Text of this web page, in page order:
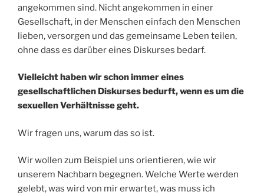
angekommen sind. Nicht angekommen in einer
Gesellschaft, in der Menschen einfach den Menschen
lieben, versorgen und das gemeinsame Leben teilen,
ohne dass es darüber eines Diskurses bedarf.
Vielleicht haben wir schon immer eines
gesellschaftlichen Diskurses bedurft, wenn es um die
sexuellen Verhältnisse geht.
Wir fragen uns, warum das so ist.
Wir wollen zum Beispiel uns orientieren, wie wir
unserem Nachbarn begegnen. Welche Werte werden
gelebt, was wird von mir erwartet, was muss ich